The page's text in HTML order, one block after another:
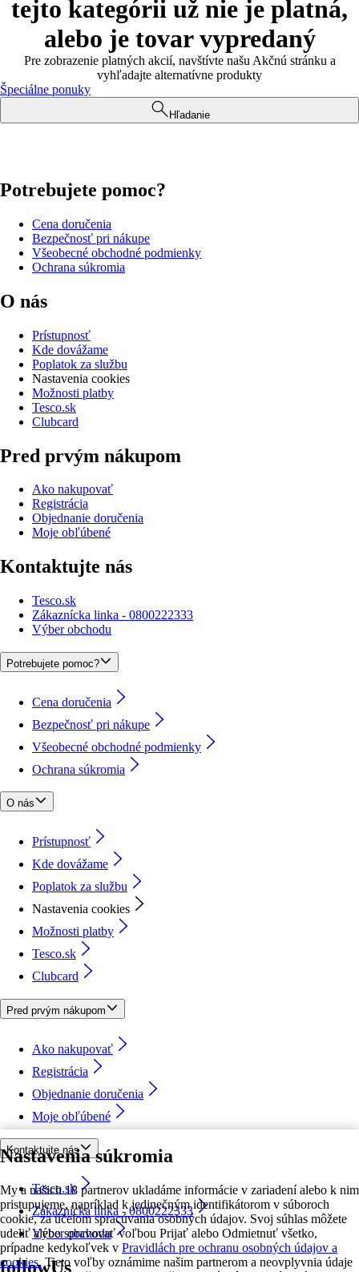
Nastavenia súkromia
My a našich 18 partnerov ukladáme informácie v zariadení alebo k nim
pristupujeme, napríklad k jedinečným identifikátorom v súboroch
cookie, za účelom spracúvania osobných údajov. Svoj súhlas môžete
udeliť alebo spravovať voľbou Prijať alebo Odmietnuť všetko,
prípadne kedykoľvek v Pravidlách pre ochranu osobných údajov a
cookies. Tieto voľby oznámime našim partnerom a neovplyvnia údaje
tejto kategórii už nie je platná,
alebo je tovar vypredaný
Pre zobrazenie platných akcií, navštívte našu Akčnú stránku a
vyhľadajte alternatívne produkty
Špeciálne ponuky
Hľadanie
Potrebujete pomoc?
Cena doručenia
Bezpečnosť pri nákupe
Všeobecné obchodné podmienky
Ochrana súkromia
O nás
Prístupnosť
Kde dovážame
Poplatok za službu
Nastavenia cookies
Možnosti platby
Tesco.sk
Clubcard
Pred prvým nákupom
Ako nakupovať
Registrácia
Objednanie doručenia
Moje obľúbené
Kontaktujte nás
Tesco.sk
Zákaznícka linka - 0800222333
Výber obchodu
Potrebujete pomoc?
Cena doručenia
Bezpečnosť pri nákupe
Všeobecné obchodné podmienky
Ochrana súkromia
O nás
Prístupnosť
Kde dovážame
Poplatok za službu
Nastavenia cookies
Možnosti platby
Tesco.sk
Clubcard
Pred prvým nákupom
Ako nakupovať
Registrácia
Objednanie doručenia
Moje obľúbené
Kontaktujte nás
Tesco.sk
Zákaznícka linka - 0800222333
Výber obchodu
followUs